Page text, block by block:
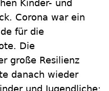
Kinder- und
Corona war ein
für die
Die
große Resilienz
danach wieder
und Jugendliche: